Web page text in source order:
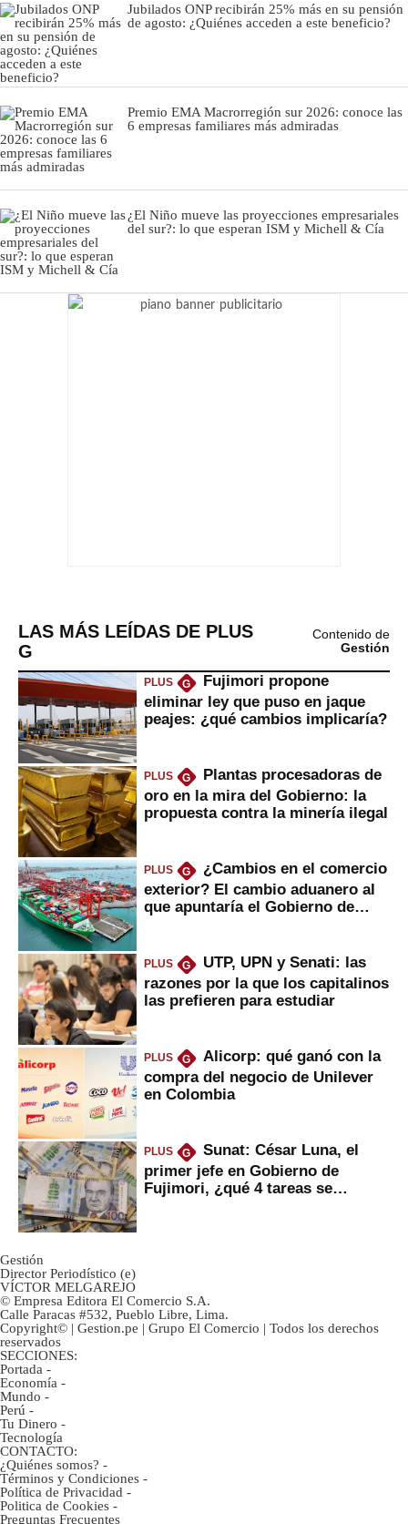
Jubilados ONP recibirán 25% más en su pensión
de agosto: ¿Quiénes acceden a este beneficio?
Premio EMA Macrorregión sur 2026: conoce las
6 empresas familiares más admiradas
¿El Niño mueve las proyecciones empresariales
del sur?: lo que esperan ISM y Michell & Cía
LAS MÁS LEÍDAS DE PLUS
G
Contenido de
Gestión
PLUS G
Fujimori propone
eliminar ley que puso en jaque
peajes: ¿qué cambios implicaría?
PLUS G
Plantas procesadoras de
oro en la mira del Gobierno: la
propuesta contra la minería ilegal
PLUS G
¿Cambios en el comercio
exterior? El cambio aduanero al
que apuntaría el Gobierno de
PLUS G
UTP, UPN y Senati: las
razones por la que los capitalinos
las prefieren para estudiar
PLUS G
Alicorp: qué ganó con la
compra del negocio de Unilever
en Colombia
PLUS G
Sunat: César Luna, el
primer jefe en Gobierno de
Fujimori, ¿qué 4 tareas se
Gestión
Director Periodístico (e)
VÍCTOR MELGAREJO
© Empresa Editora El Comercio S.A.
Calle Paracas #532, Pueblo Libre, Lima.
Copyright© | Gestion.pe | Grupo El Comercio | Todos los derechos
reservados
SECCIONES:
Portada -
Economía -
Mundo -
Perú -
Tu Dinero -
Tecnología
CONTACTO:
¿Quiénes somos? -
Términos y Condiciones -
Política de Privacidad -
Politica de Cookies -
Preguntas Frecuentes